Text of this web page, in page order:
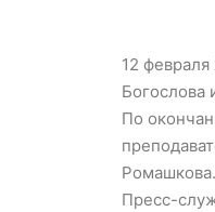
12
Богослова
По
Пресс-